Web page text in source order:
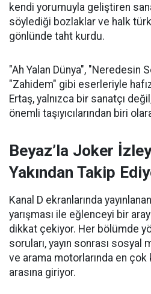
kendi yorumuyla geliştiren
söylediği bozlaklar ve halk
gönlünde taht kurdu.
"Ah Yalan Dünya", "Neredesin
"Zahidem" gibi eserleriyle
Ertaş, yalnızca bir sanatçı
önemli taşıyıcılarından biri
Beyaz’la Joker
Yakından Takip
Kanal D ekranlarında yayınlanan
yarışması ile eğlenceyi bir
dikkat çekiyor. Her bölümde
soruları, yayın sonrası sosyal
ve arama motorlarında en çok
arasına giriyor.